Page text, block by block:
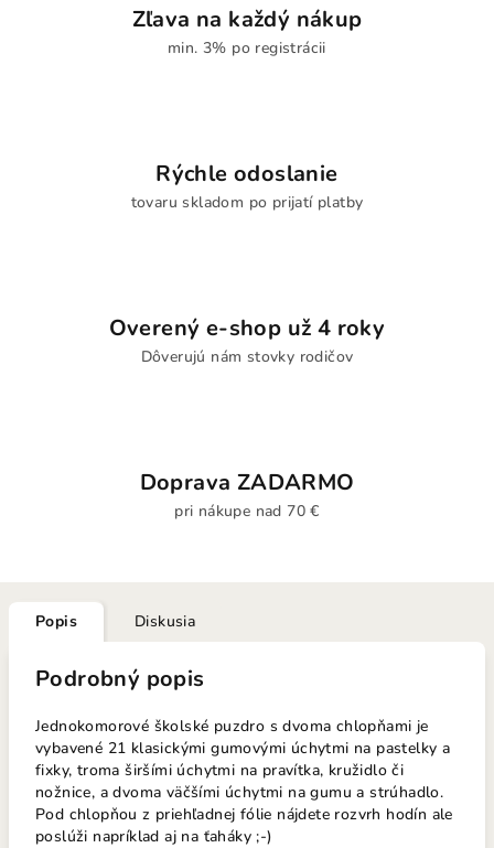
Zľava na každý nákup
min. 3% po registrácii
Rýchle odoslanie
tovaru skladom po prijatí platby
Overený e-shop už 4 roky
Dôverujú nám stovky rodičov
Doprava ZADARMO
pri nákupe nad 70 €
Popis Diskusia
Podrobný popis
Jednokomorové školské puzdro s dvoma chlopňami je
vybavené 21 klasickými gumovými úchytmi na pastelky a
fixky, troma širšími úchytmi na pravítka, kružidlo či
nožnice, a dvoma väčšími úchytmi na gumu a strúhadlo.
Pod chlopňou z priehľadnej fólie nájdete rozvrh hodín ale
poslúži napríklad aj na ťaháky ;-)